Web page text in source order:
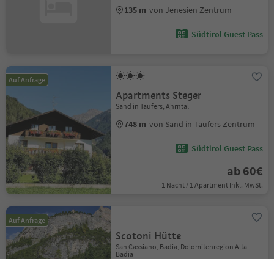
135 m von Jenesien Zentrum
Südtirol Guest Pass
Auf Anfrage
Apartments Steger
Sand in Taufers, Ahrntal
748 m von Sand in Taufers Zentrum
Südtirol Guest Pass
ab 60€
1 Nacht / 1 Apartment Inkl. MwSt.
Auf Anfrage
Scotoni Hütte
San Cassiano, Badia, Dolomitenregion Alta
Badia